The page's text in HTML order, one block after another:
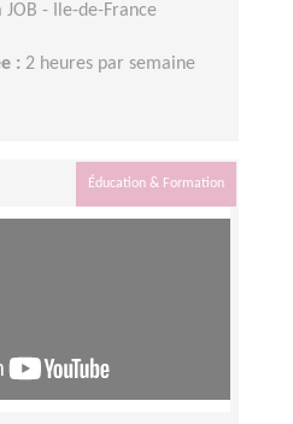
JOB - Ile-de-France
: 2 heures par semaine
Éducation & Formation